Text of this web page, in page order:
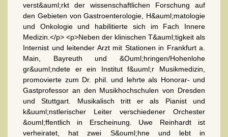
verst&auml;rkt der wissenschaftlichen Forschung auf
den Gebieten von Gastroenterologie, H&auml;matologie
und Onkologie und habilitierte sich im Fach Innere
Medizin.</p> <p>Neben der klinischen T&auml;tigkeit als
Internist und leitender Arzt mit Stationen in Frankfurt a.
Main, Bayreuth und &Ouml;hringen/Hohenlohe
gr&uuml;ndete er ein Institut f&uuml;r Musikmedizin,
promovierte zum Dr. phil. und lehrte als Honorar- und
Gastprofessor an den Musikhochschulen von Dresden
und Stuttgart. Musikalisch tritt er als Pianist und
k&uuml;nstlerischer Leiter verschiedener Orchester
&ouml;ffentlich in Erscheinung. Uwe Reinhardt ist
verheiratet, hat zwei S&ouml;hne und lebt in